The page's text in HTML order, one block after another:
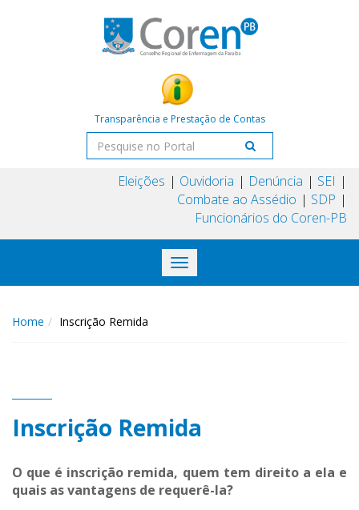
Transparência e Prestação de Contas
Eleições Ouvidoria Denúncia
SEI
Combate ao Assédio
SDP
Funcionários do Coren-PB
Toggle
navigation
Home Inscrição Remida
Inscrição Remida
O que é inscrição remida, quem tem direito a ela e
quais as vantagens de requerê-la?